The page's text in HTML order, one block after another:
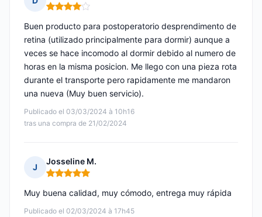
Nota: 4 de 5
Publicado el 03/03/2024 à 10h16
tras una compra de 21/02/2024
Buen producto para postoperatorio desprendimento de
retina (utilizado principalmente para dormir) aunque a
veces se hace incomodo al dormir debido al numero de
horas en la misma posicion. Me llego con una pieza rota
durante el transporte pero rapidamente me mandaron
una nueva (Muy buen servicio).
J
Josseline M.
Nota: 5 de 5
Publicado el 02/03/2024 à 17h45
Muy buena calidad, muy cómodo, entrega muy rápida